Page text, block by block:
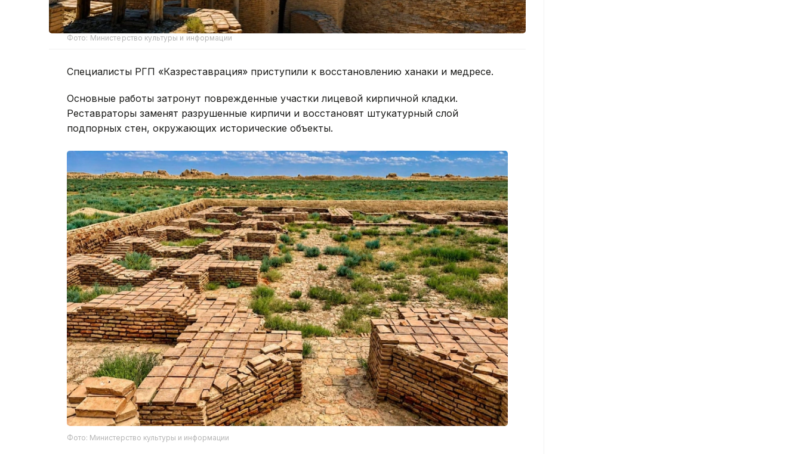
Фото: Министерство культуры и информации
Специалисты РГП «Казреставрация» приступили к восстановлению ханаки и медресе.
Основные работы затронут поврежденные участки лицевой кирпичной кладки.
Реставраторы заменят разрушенные кирпичи и восстановят штукатурный слой
подпорных стен, окружающих исторические объекты.
Фото: Министерство культуры и информации